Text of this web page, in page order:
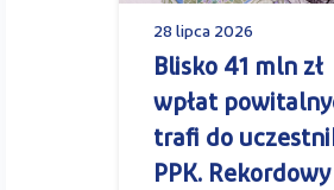
28 lipca 2026
Blisko 41 mln zł
wpłat
trafi do
PPK. Rekordowy